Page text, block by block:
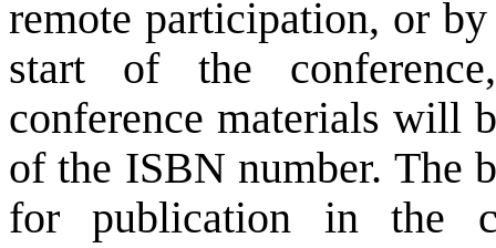
remote participation, or
start of the
conference materials will
of the ISBN number. The
for publication in the